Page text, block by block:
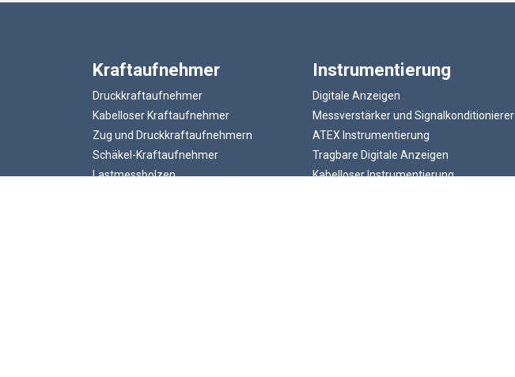
Kraftaufnehmer
Druckkraftaufnehmer
Kabelloser Kraftaufnehmer
Zug und Druckkraftaufnehmern
Schäkel-Kraftaufnehmer
Lastmessbolzen
Instrumentierung
Digitale Anzeigen
Messverstärker und Signalkonditionierer
ATEX Instrumentierung
Tragbare Digitale Anzeigen
Kabelloser Instrumentierung